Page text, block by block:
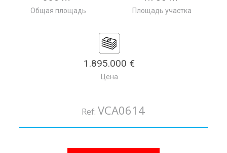
Общая площадь Площадь участка
1.895.000 €
Цена
Ref: VCA0614